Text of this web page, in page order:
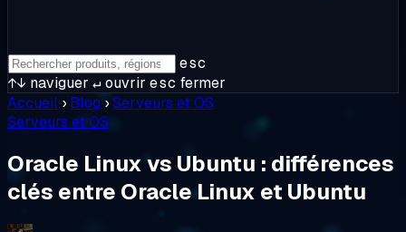
esc
↑↓ naviguer ↵ouvrir esc fermer
Accueil › Blog ›Serveurs et OS
Serveurs et OS
Oracle Linux vs Ubuntu : différences
clés entre Oracle Linux et Ubuntu